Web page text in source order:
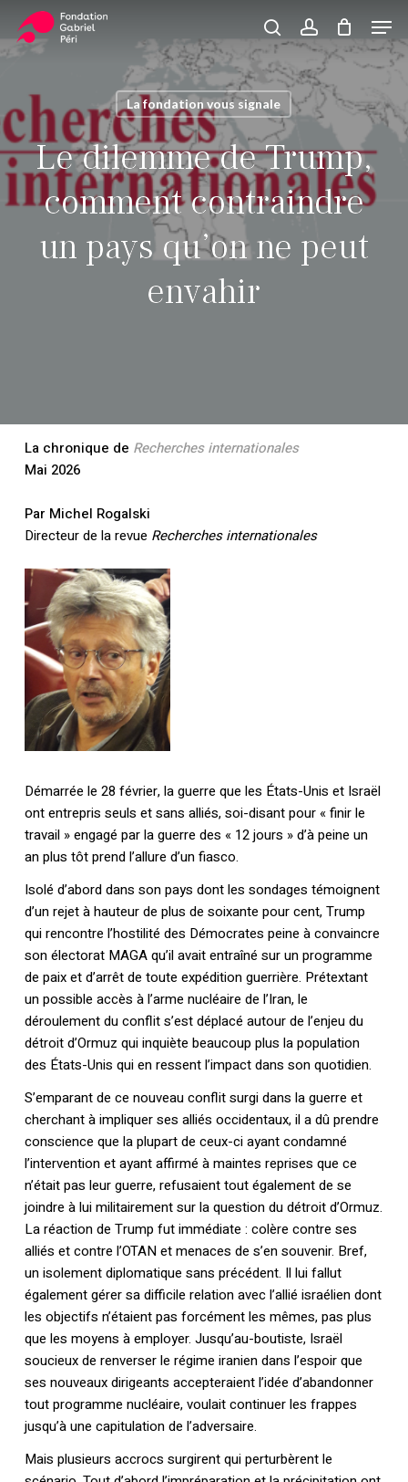
searchaccount
Close
Cart
La fondation vous signale
Le dilemme de Trump,
comment contraindre
un pays qu’on ne peut
envahir
La chronique de Recherches internationales
Mai 2026
Par Michel Rogalski
Directeur de la revue Recherches internationales
Démarrée le 28 février, la guerre que les États-Unis et Israël
ont entrepris seuls et sans alliés, soi-disant pour « finir le
travail » engagé par la guerre des « 12 jours » d’à peine un
an plus tôt prend l’allure d’un fiasco.
Isolé d’abord dans son pays dont les sondages témoignent
d’un rejet à hauteur de plus de soixante pour cent, Trump
qui rencontre l’hostilité des Démocrates peine à convaincre
son électorat MAGA qu’il avait entraîné sur un programme
de paix et d’arrêt de toute expédition guerrière. Prétextant
un possible accès à l’arme nucléaire de l’Iran, le
déroulement du conflit s’est déplacé autour de l’enjeu du
détroit d’Ormuz qui inquiète beaucoup plus la population
des États-Unis qui en ressent l’impact dans son quotidien.
S’emparant de ce nouveau conflit surgi dans la guerre et
cherchant à impliquer ses alliés occidentaux, il a dû prendre
conscience que la plupart de ceux-ci ayant condamné
l’intervention et ayant affirmé à maintes reprises que ce
n’était pas leur guerre, refusaient tout également de se
joindre à lui militairement sur la question du détroit d’Ormuz.
La réaction de Trump fut immédiate : colère contre ses
alliés et contre l’OTAN et menaces de s’en souvenir. Bref,
un isolement diplomatique sans précédent. Il lui fallut
également gérer sa difficile relation avec l’allié israélien dont
les objectifs n’étaient pas forcément les mêmes, pas plus
que les moyens à employer. Jusqu’au-boutiste, Israël
soucieux de renverser le régime iranien dans l’espoir que
ses nouveaux dirigeants accepteraient l’idée d’abandonner
tout programme nucléaire, voulait continuer les frappes
jusqu’à une capitulation de l’adversaire.
Mais plusieurs accrocs surgirent qui perturbèrent le
Close